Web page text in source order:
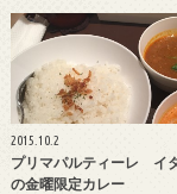
2015.10.2
プリマパルティーレ イ
の金曜限定カレー